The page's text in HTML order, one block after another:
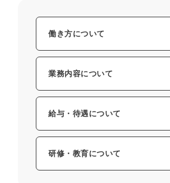
働き方について
業務内容について
給与・待遇について
研修・教育について